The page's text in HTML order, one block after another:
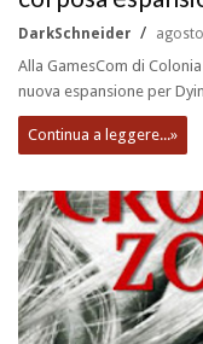
DarkSchneider
Alla GamesCom di
nuova espansione per
Continua a leggere...»